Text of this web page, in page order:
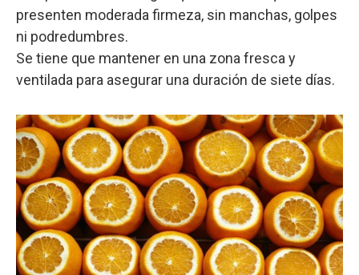
presenten moderada firmeza, sin manchas, golpes
ni podredumbres.
Se tiene que mantener en una zona fresca y
ventilada para asegurar una duración de siete días.